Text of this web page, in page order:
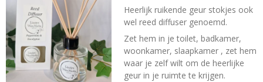
Heerlijk ruikende geur stokjes ook
wel reed diffuser genoemd.
Zet hem in je toilet, badkamer,
woonkamer, slaapkamer , zet hem
waar je zelf wilt om de heerlijke
geur in je ruimte te krijgen.